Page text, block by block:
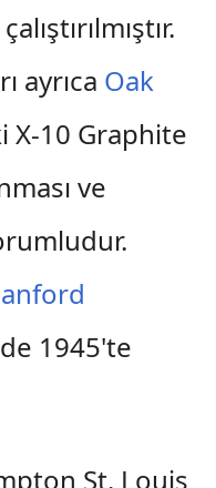
ayrıca Oak
X-10 Graphite
ve
1945'te
St. Louis